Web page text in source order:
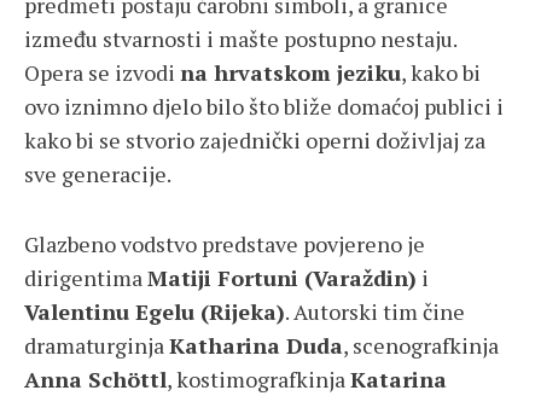
između stvarnosti i mašte postupno nestaju.
Opera se izvodi na hrvatskom jeziku, kako bi
ovo iznimno djelo bilo što bliže domaćoj publici i
kako bi se stvorio zajednički operni doživljaj za
sve generacije.
Glazbeno vodstvo predstave povjereno je
dirigentimaMatiji Fortuni (Varaždin) i
Valentinu Egelu (Rijeka). Autorski tim čine
dramaturginjaKatharina Duda, scenografkinja
Anna Schöttl, kostimografkinjaKatarina